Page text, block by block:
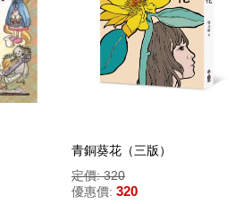
青銅葵花（三版）
定價: 320
優惠價: 320